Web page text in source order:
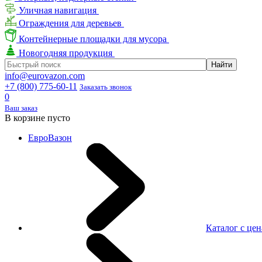
Уличная навигация
Ограждения для деревьев
Контейнерные площадки для мусора
Новогодняя продукция
info@eurovazon.com
+7 (800) 775-60-11 Заказать звонок
0
Ваш заказ
В корзине пусто
ЕвроВазон
Каталог с